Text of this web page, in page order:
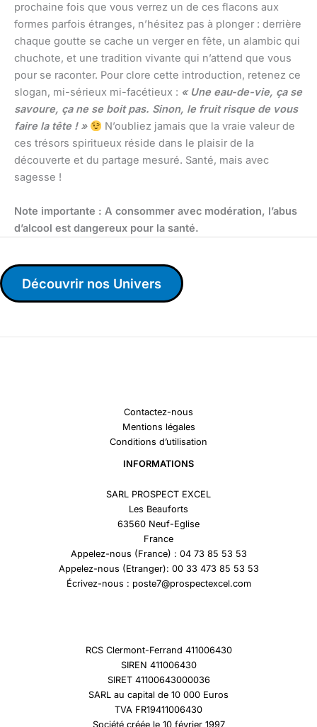
prochaine fois que vous verrez un de ces flacons aux
formes parfois étranges, n’hésitez pas à plonger : derrière
chaque goutte se cache un verger en fête, un alambic qui
chuchote, et une tradition vivante qui n’attend que vous
pour se raconter. Pour clore cette introduction, retenez ce
slogan, mi-sérieux mi-facétieux : « Une eau-de-vie, ça se
savoure, ça ne se boit pas. Sinon, le fruit risque de vous
faire la tête ! »
N’oubliez jamais que la vraie valeur de
ces trésors spiritueux réside dans le plaisir de la
découverte et du partage mesuré. Santé, mais avec
sagesse !
Note importante : A consommer avec modération, l’abus
d’alcool est dangereux pour la santé.
Découvrir nos Univers
Contactez-nous
Mentions légales
Conditions d’utilisation
INFORMATIONS
SARL PROSPECT EXCEL
Les Beauforts
63560 Neuf-Eglise
France
Appelez-nous (France) : 04 73 85 53 53
Appelez-nous (Etranger): 00 33 473 85 53 53
Écrivez-nous : poste7@prospectexcel.com
RCS Clermont-Ferrand 411006430
SIREN 411006430
SIRET 41100643000036
SARL au capital de 10 000 Euros
TVA FR19411006430
Société créée le 10 février 1997